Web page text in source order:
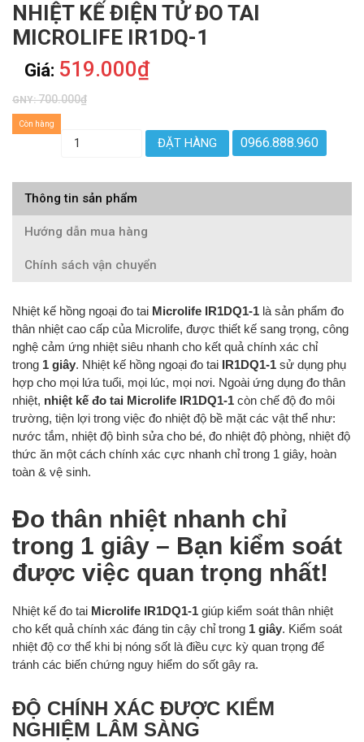
NHIỆT KẾ ĐIỆN TỬ ĐO TAI
MICROLIFE IR1DQ-1
Giá: 519.000₫
GNY:700.000₫
Còn hàng
ĐẶT HÀNG 0966.888.960
Thông tin sản phẩm
Hướng dẫn mua hàng
Chính sách vận chuyển
Nhiệt kế hồng ngoại đo tai Microlife IR1DQ1-1 là sản phẩm đo
thân nhiệt cao cấp của Microlife, được thiết kế sang trọng, công
nghệ cảm ứng nhiệt siêu nhanh cho kết quả chính xác chỉ
trong 1 giây. Nhiệt kế hồng ngoại đo tai IR1DQ1-1 sử dụng phụ
hợp cho mọi lứa tuổi, mọi lúc, mọi nơi. Ngoài ứng dụng đo thân
nhiệt, nhiệt kế đo tai Microlife IR1DQ1-1 còn chế độ đo môi
trường, tiện lợi trong việc đo nhiệt độ bề mặt các vật thể như:
nước tắm, nhiệt độ bình sửa cho bé, đo nhiệt độ phòng, nhiệt độ
thức ăn một cách chính xác cực nhanh chỉ trong 1 giây, hoàn
toàn & vệ sinh.
Đo thân nhiệt nhanh chỉ
trong 1 giây – Bạn kiểm soát
được việc quan trọng nhất!
Nhiệt kế đo tai Microlife IR1DQ1-1 giúp kiểm soát thân nhiệt
cho kết quả chính xác đáng tin cậy chỉ trong 1 giây. Kiểm soát
nhiệt độ cơ thể khi bị nóng sốt là điều cực kỳ quan trọng để
tránh các biến chứng nguy hiểm do sốt gây ra.
ĐỘ CHÍNH XÁC ĐƯỢC KIỂM
NGHIỆM LÂM SÀNG